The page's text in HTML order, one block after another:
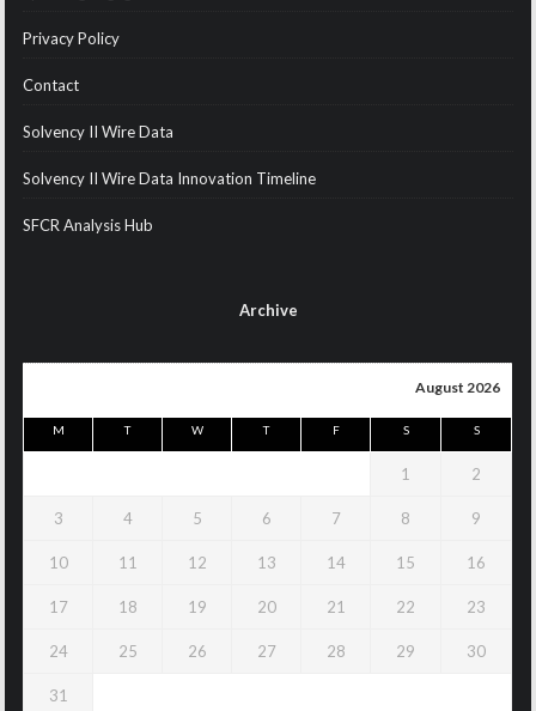
Privacy Policy
Contact
Solvency II Wire Data
Solvency II Wire Data Innovation Timeline
SFCR Analysis Hub
Archive
August 2026
M T W T F S S
1 2
3 4 5 6 7 8 9
10 11 12 13 14 15 16
17 18 19 20 21 22 23
24 25 26 27 28 29 30
31